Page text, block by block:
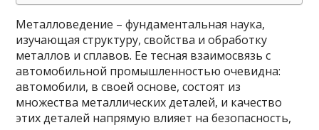
Металловедение – фундаментальная наука,
изучающая структуру, свойства и обработку
металлов и сплавов. Ее тесная взаимосвязь с
автомобильной промышленностью очевидна:
автомобили, в своей основе, состоят из
множества металлических деталей, и качество
этих деталей напрямую влияет на безопасность,